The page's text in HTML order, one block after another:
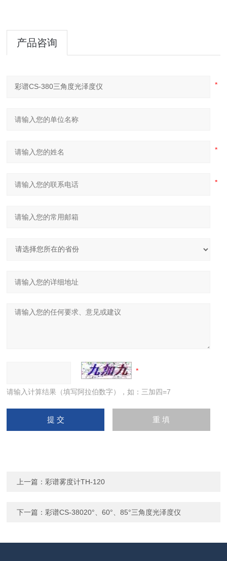
产品咨询
请输入计算结果（填写阿拉伯数字），如：三加四=7
上一篇：彩谱雾度计TH-120
下一篇：彩谱CS-38020°、60°、85°三角度光泽度仪